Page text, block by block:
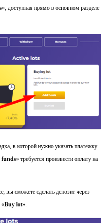
», доступная прямо в основном разделе
в которой нужно указать платежку
funds» требуется произвести оплату на
вы сможете сделать депозит через
«Buy lot».